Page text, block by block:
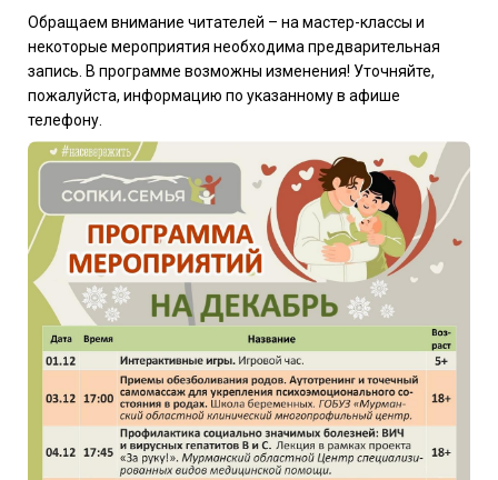
Обращаем внимание читателей – на мастер-классы и
некоторые мероприятия необходима предварительная
запись. В программе возможны изменения! Уточняйте,
пожалуйста, информацию по указанному в афише
телефону.